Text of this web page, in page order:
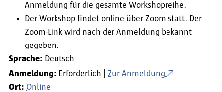
Anmeldung für die gesamte Workshopreihe.
Der Workshop findet online über Zoom statt. Der
Zoom-Link wird nach der Anmeldung bekannt
gegeben.
Sprache: Deutsch
Anmeldung: Erforderlich
Zur Anmeldung
Ort: Online